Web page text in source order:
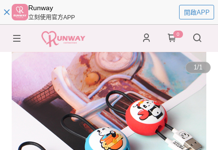
Runway
立刻使用官方APP
開啟APP
0
1/1